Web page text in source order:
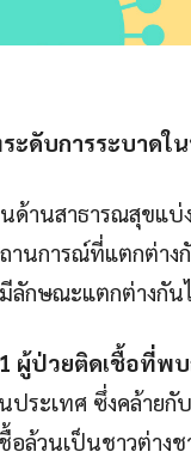
ะดับการระบาดใ
ด้านสาธารณสุขแบ่
านการณ์ที่แตกต่า
มีลักษณะแตกต่างกัน
ผู้ป่วยติดเชื้อที่พ
ประเทศ ซึ่งคล้าย
อล้วนเป็นชาวต่าง